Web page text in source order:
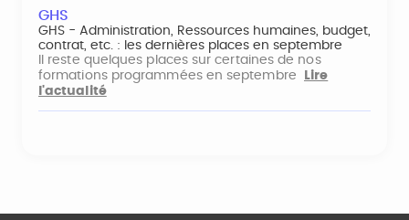
GHS
GHS - Administration, Ressources humaines, budget,
contrat, etc. : les dernières places en septembre
Il reste quelques places sur certaines de nos
formations programmées en septembre
Lire
l'actualité